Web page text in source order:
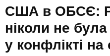
США в ОБСЄ:
ніколи не
у конфлікті на